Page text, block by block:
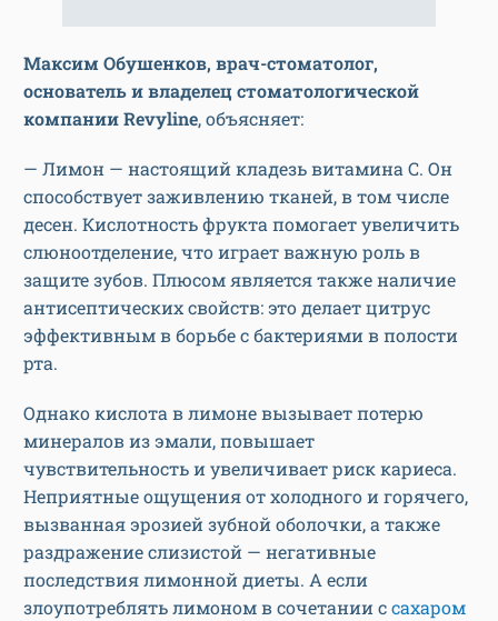
Максим Обушенков, врач-стоматолог,
основатель и владелец стоматологической
компании Revyline, объясняет:
— Лимон — настоящий кладезь витамина C. Он
способствует заживлению тканей, в том числе
десен. Кислотность фрукта помогает увеличить
слюноотделение, что играет важную роль в
защите зубов. Плюсом является также наличие
антисептических свойств: это делает цитрус
эффективным в борьбе с бактериями в полости
рта.
Однако кислота в лимоне вызывает потерю
минералов из эмали, повышает
чувствительность и увеличивает риск кариеса.
Неприятные ощущения от холодного и горячего,
вызванная эрозией зубной оболочки, а также
раздражение слизистой — негативные
последствия лимонной диеты. А если
злоупотреблять лимоном в сочетании ссахаром